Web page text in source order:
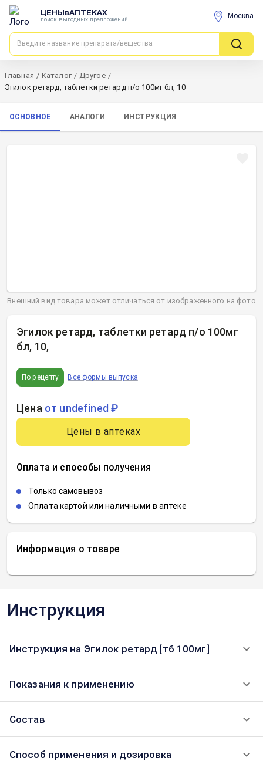
ЦЕНЫвАПТЕКАХ
поиск выгодных предложений Москва
Главная / Каталог / Другое /
Эгилок ретард, таблетки ретард п/о 100мг бл, 10
ОСНОВНОЕ АНАЛОГИ ИНСТРУКЦИЯ
Информация о товаре
Эгилок ретард, таблетки ретард п/о 100мг
бл, 10,
По рецепту Все формы выпуска
Цена от undefined ₽
Цены в аптеках
Оплата и способы получения
Только самовывоз
Оплата картой или наличными в аптеке
Внешний вид товара может отличаться от изображенного на фото
Инструкция
Инструкция на Эгилок ретард [тб 100мг]
Показания к применению
Состав
Способ применения и дозировка